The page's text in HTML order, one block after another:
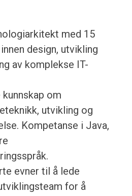
med 15
design, utvikling
av komplekse IT-
om
utvikling og
Kompetanse i Java,
evner til å lede
for å